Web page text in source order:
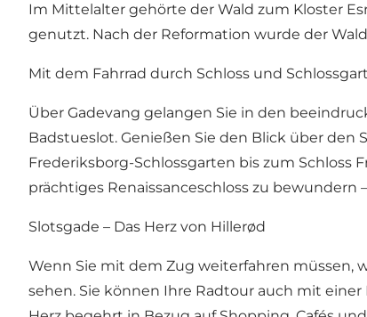
Im Mittelalter gehörte der Wald zum Kloster
genutzt. Nach der Reformation wurde der
Mit dem Fahrrad durch Schloss und
Über Gadevang gelangen Sie in den
Badstueslot. Genießen Sie den Blick über den
Frederiksborg-Schlossgarten bis zum Schloss
prächtiges Renaissanceschloss zu
Slotsgade – Das Herz von Hillerød
Wenn Sie mit dem Zug weiterfahren müssen,
sehen. Sie können Ihre Radtour auch mit einer